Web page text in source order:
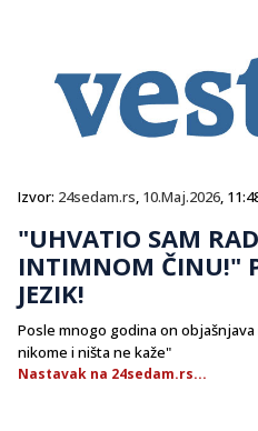
Izvor: 24sedam.rs, 10.Maj.2026,
"UHVATIO SAM
INTIMNOM ČINU!"
JEZIK!
Posle mnogo godina on
nikome i ništa ne kaže"
Nastavak na 24sedam.rs...